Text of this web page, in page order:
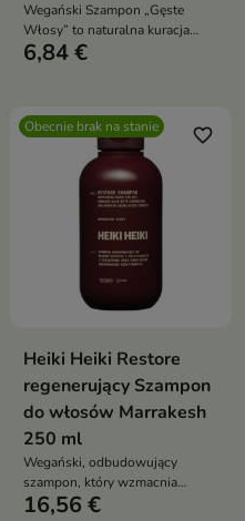
Wegański Szampon „Gęste
Włosy” to naturalna kuracja
oczyszczająca i wzmacniająca.
naruszając bariery
hydrolipidowej
6,84 €
Obecnie brak na stanie favorite_border
Heiki Heiki Restore
regenerujący Szampon
do włosów Marrakesh
250 ml
Wegański, odbudowujący
szampon, który wzmacnia
włosy, regeneruje ich strukturę i
16,56 €